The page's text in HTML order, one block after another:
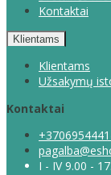
Kontaktai
Klientams
Klientams
Užsakymų
Kontaktai
I - IV 9.00 -